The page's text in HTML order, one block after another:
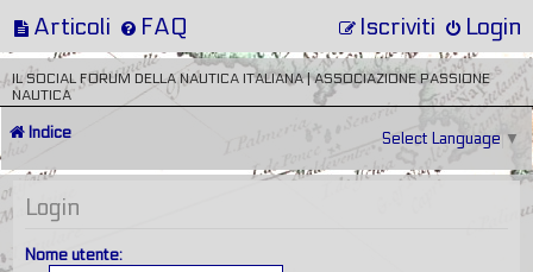
Articoli FAQ Login
Iscriviti
IL SOCIAL FORUM DELLA NAUTICA ITALIANA | ASSOCIAZIONE PASSIONE
NAUTICA
Indice Select Language ▼
Login
Nome utente: